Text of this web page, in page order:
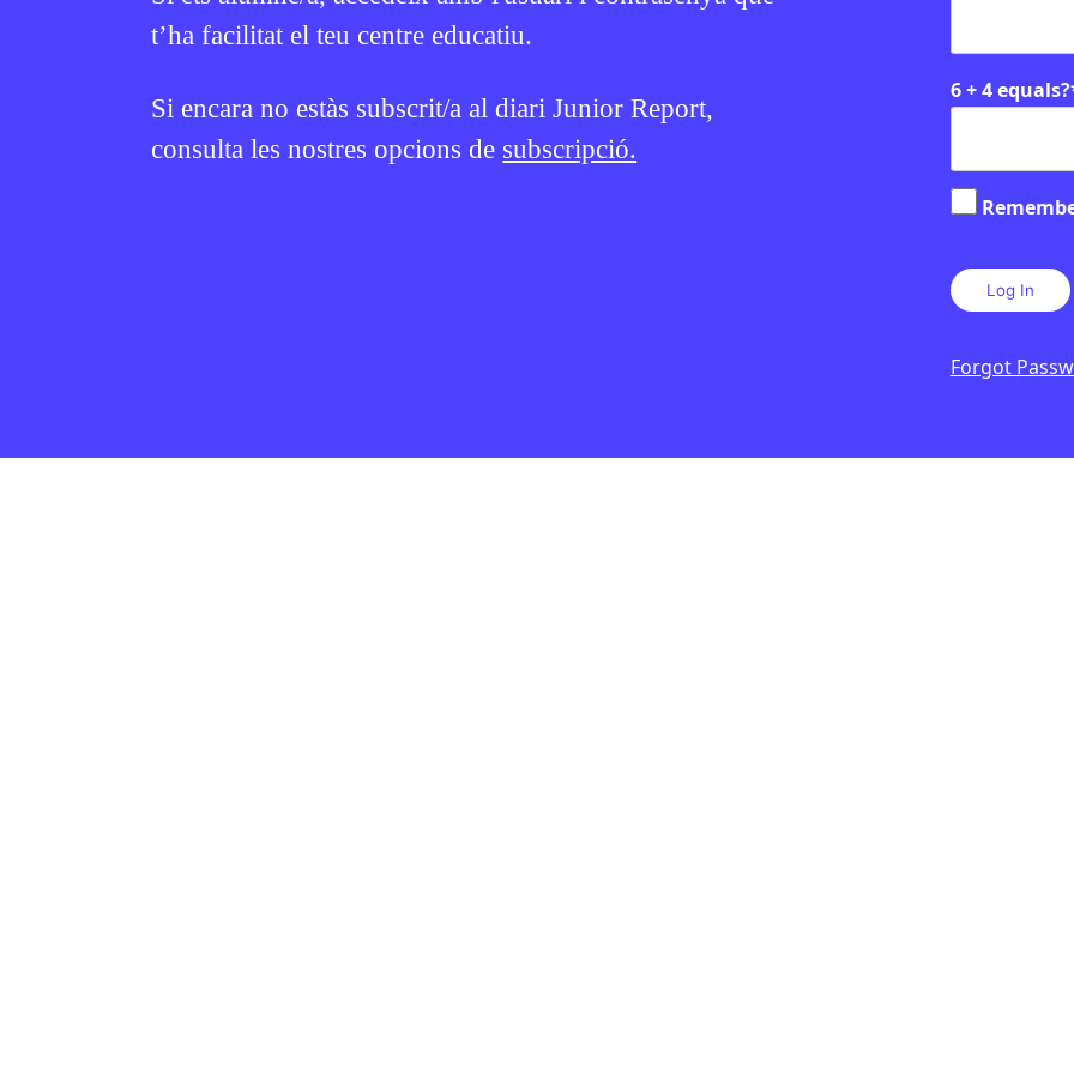
t’ha facilitat el teu centre educatiu.
Si encara no estàs subscrit/a al diari Junior Report,
consulta les nostres opcions de subscripció.
6 + 4 equals?
Forgot